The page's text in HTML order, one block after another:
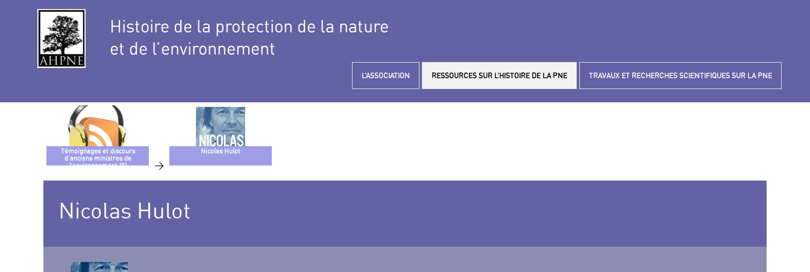
Histoire de la protection de la nature
et de l’environnement
L’ASSOCIATION RESSOURCES SUR L’HISTOIRE DE LA PNE TRAVAUX ET RECHERCHES SCIENTIFIQUES SUR LA PNE
Témoignages et discours
d’anciens ministres de
l’environnement (9)
>
Nicolas Hulot
Nicolas Hulot